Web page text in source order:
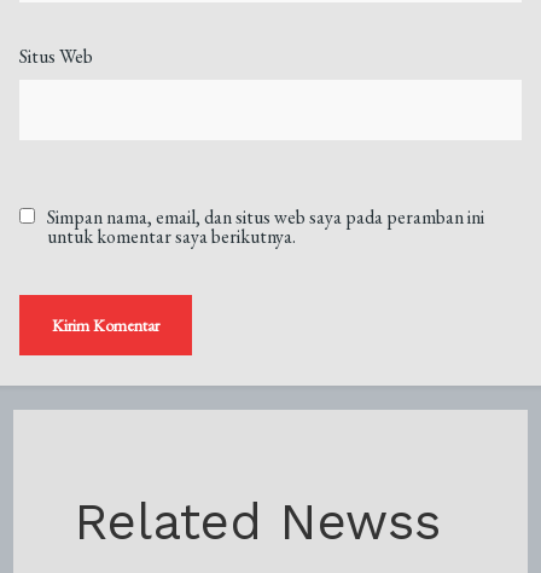
Situs Web
Simpan nama, email, dan situs web saya pada peramban ini
untuk komentar saya berikutnya.
Related Newss